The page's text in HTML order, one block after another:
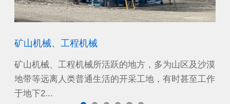
矿山机械、工程机械
矿山机械、工程机械所活跃的地方，多为山区及沙漠
地带等远离人类普通生活的开采工地，有时甚至工作
于地下2...